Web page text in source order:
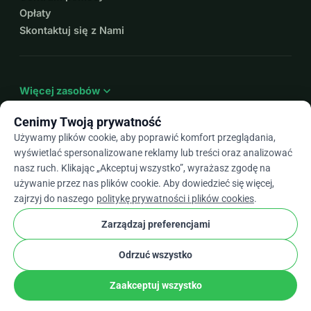
linkedin.com/in/olgamalinkiewicz
X (Twitter) x.com/OMalinkiewicz
Opłaty
Skontaktuj się z Nami
Więcej zasobów expand_more
Plarrow_drop_down
★★★★★4,9 / 5 na podstawie ponad 500 opinii
WhyDonate
Prywatność i pliki cookie
Regulamin
Ustawienia Plików Cookie
Stworzone w Europie stripe checkZweryfikowany Partner
Cenimy Twoją prywatność
Używamy plików cookie, aby poprawić komfort przeglądania,
wyświetlać spersonalizowane reklamy lub treści oraz analizować
nasz ruch. Klikając „Akceptuj wszystko”, wyrażasz zgodę na
używanie przez nas plików cookie. Aby dowiedzieć się więcej,
zajrzyj do naszego politykę prywatności i plików cookies.
Zarządzaj preferencjami
Odrzuć wszystko
Zaakceptuj wszystko